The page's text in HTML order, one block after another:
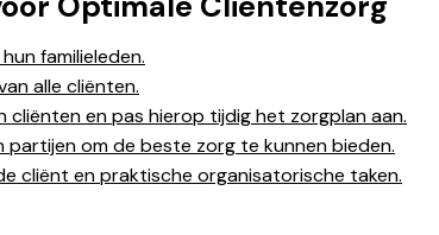
familieleden.
alle cliënten.
en pas hierop tijdig het zorgplan aan.
om de beste zorg te kunnen bieden.
cliënt en praktische organisatorische taken.